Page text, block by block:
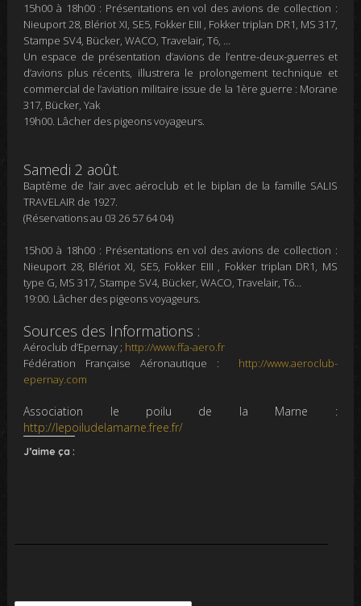
15h00 à 18h00 : Présentations en vol des avions de collection :
Nieuport 28, Blériot XI, SE5, Fokker EIII , Fokker triplan DR1, MS 317,
Stampe SV4, Bücker, WACO, Travelair, T6, …
Un espace de présentation d’avions de l’entre-deux-guerres et
d’avions plus récents, illustrera le prolongement technique et
commercial de l’aviation militaire issue de la 1ère guerre : Morane
317, Bücker, Yak
19h00. Lâcher des pigeons voyageurs.
Samedi 2 août.
Baptême de l’air avec aéroclub et le biplan de la famille SALIS
TRAVELAIR de 1927.
(Réservations au 03 26 57 64 04)
15h00 à 18h00 : Présentations en vol des avions de collection :
Nieuport 28, Blériot XI, SE5, Fokker EIII , Fokker triplan DR1, MS
type G, MS 317, Stampe SV4, Bücker, WACO, Travelair, T6…
19:00. Lâcher des pigeons voyageurs.
Sources des Informations :
Aéroclub d’Epernay ; http://www.ffa-aero.fr
Fédération Française Aéronautique :
http://www.aeroclub-
epernay.com
Association le poilu de la Marne :
http://lepoiludelamarne.free.fr/
J’aime ça :